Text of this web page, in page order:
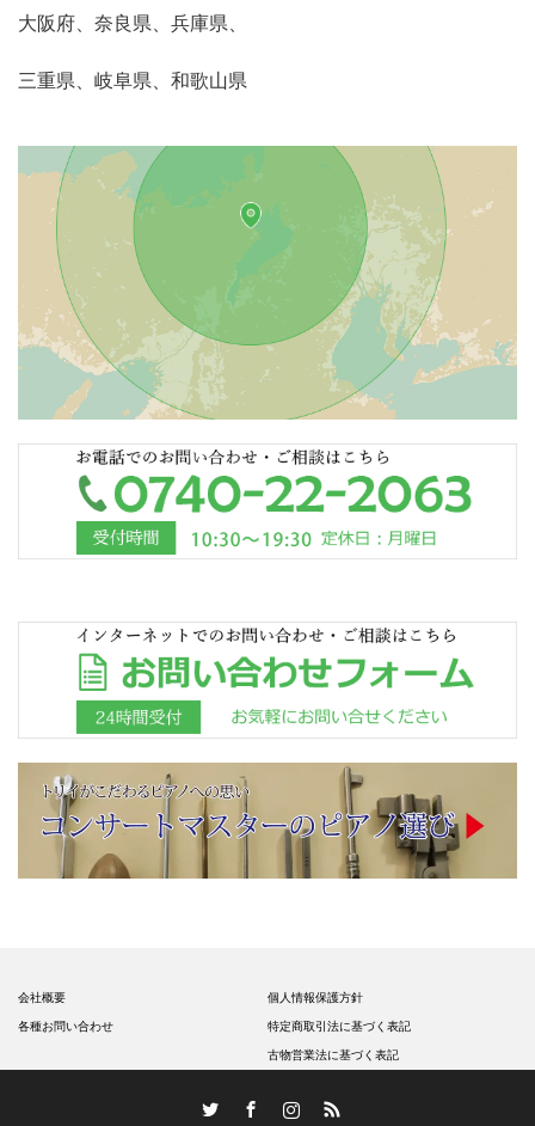
査定の見積もりはいつまで有効で、返事は何日待ってもら
ピアノを引揚げる日程は自由に選べますか?日時の指定はで
きますか?
査定後に売却をキャンセルした場合、キャンセル料は発生
しますか?
運送費は発生しますか?
電子ピアノやエレクトーンは買取ってもらえますか?
代金はピアノを引揚げる前に支払ってもらえますか?
代金は現金で支払ってもらえますか?
大阪府、奈良県、兵庫県、
三重県、岐阜県、和歌山県
会社概要
各種お問い合わせ
個人情報保護方針
特定商取引法に基づく表記
古物営業法に基づく表記
InstagramRSS